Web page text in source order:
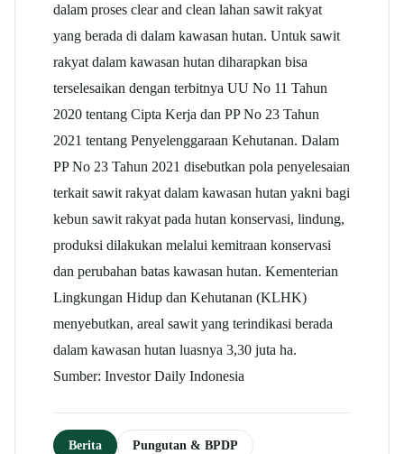
dalam proses clear and clean lahan sawit rakyat
yang berada di dalam kawasan hutan. Untuk sawit
rakyat dalam kawasan hutan diharapkan bisa
terselesaikan dengan terbitnya UU No 11 Tahun
2020 tentang Cipta Kerja dan PP No 23 Tahun
2021 tentang Penyelenggaraan Kehutanan. Dalam
PP No 23 Tahun 2021 disebutkan pola penyelesaian
terkait sawit rakyat dalam kawasan hutan yakni bagi
kebun sawit rakyat pada hutan konservasi, lindung,
produksi dilakukan melalui kemitraan konservasi
dan perubahan batas kawasan hutan. Kementerian
Lingkungan Hidup dan Kehutanan (KLHK)
menyebutkan, areal sawit yang terindikasi berada
dalam kawasan hutan luasnya 3,30 juta ha.
Sumber: Investor Daily Indonesia
Berita Pungutan & BPDP